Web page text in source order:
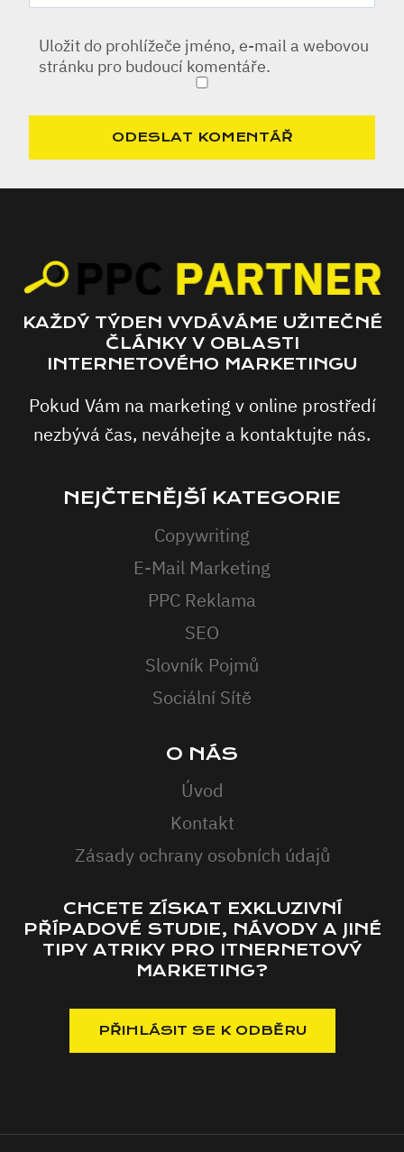
Uložit do prohlížeče jméno, e-mail a webovou
stránku pro budoucí komentáře.
KAŽDÝ TÝDEN VYDÁVÁME UŽITEČNÉ
ČLÁNKY V OBLASTI
INTERNETOVÉHO MARKETINGU
Pokud Vám na marketing v online prostředí
nezbývá čas, neváhejte a kontaktujte nás.
NEJČTENĚJŠÍ KATEGORIE
Copywriting
E-Mail Marketing
PPC Reklama
SEO
Slovník Pojmů
Sociální Sítě
O NÁS
Úvod
Kontakt
Zásady ochrany osobních údajů
CHCETE ZÍSKAT EXKLUZIVNÍ
PŘÍPADOVÉ STUDIE, NÁVODY A JINÉ
TIPY ATRIKY PRO ITNERNETOVÝ
MARKETING?